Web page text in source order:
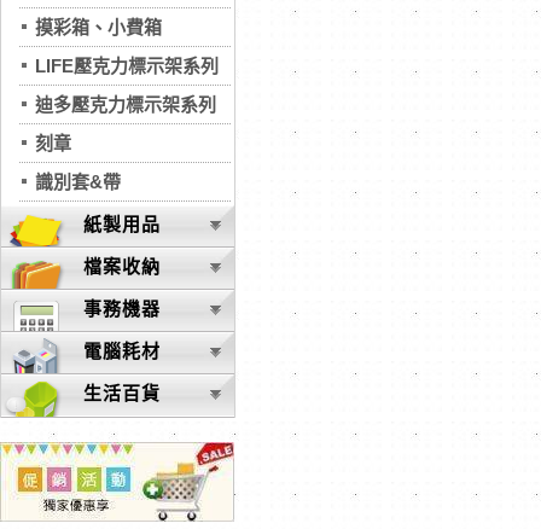
摸彩箱、小費箱
LIFE壓克力標示架系列
迪多壓克力標示架系列
刻章
識別套&帶
紙製用品
檔案收納
事務機器
電腦耗材
生活百貨